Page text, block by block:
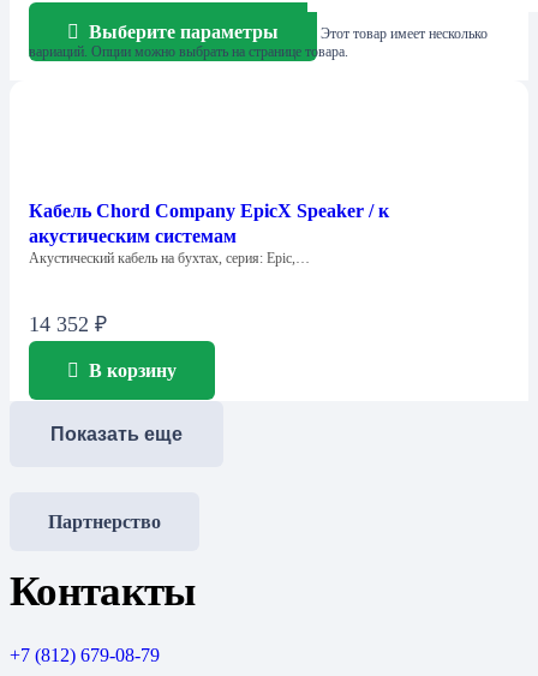
Выберите параметры
Этот товар имеет несколько
вариаций. Опции можно выбрать на странице товара.
Кабель Chord Company EpicX Speaker / к
акустическим системам
Акустический кабель на бухтах, серия: Epic,…
14 352 ₽
В корзину
Показать еще
Партнерство
Контакты
+7 (812) 679-08-79